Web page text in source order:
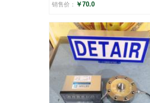
销售价： ￥70.0
评分
()